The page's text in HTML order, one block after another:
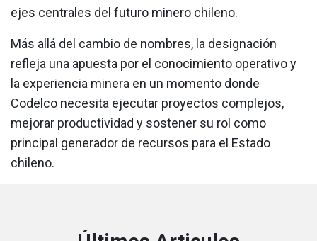
ejes centrales del futuro minero chileno.
Más allá del cambio de nombres, la designación
refleja una apuesta por el conocimiento operativo y
la experiencia minera en un momento donde
Codelco necesita ejecutar proyectos complejos,
mejorar productividad y sostener su rol como
principal generador de recursos para el Estado
chileno.